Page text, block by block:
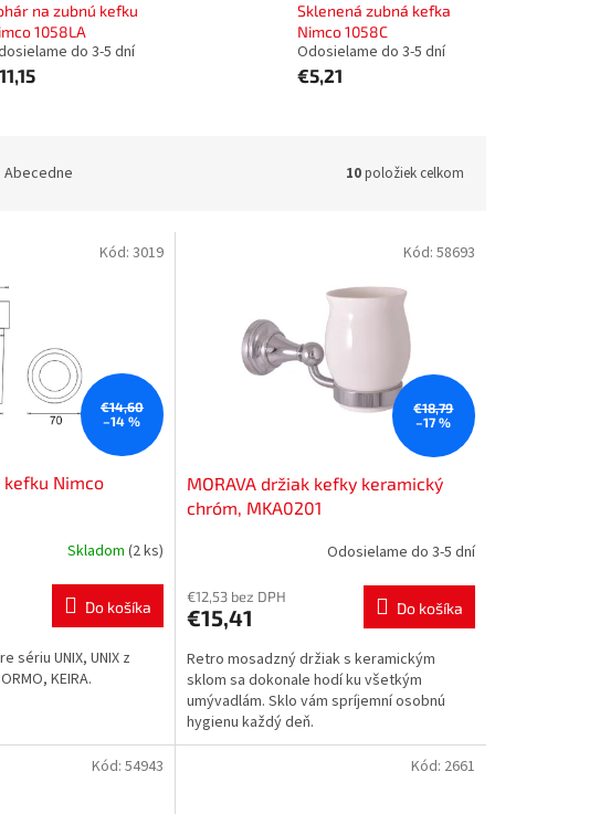
na zubnú kefku
1058LA
do 3-5 dní
Sklenená zubná kefka
Nimco 1058C
Odosielame do 3-5 dní
€5,21
Abecedne 10položiek celkom
€14,60
–14 %
kefku Nimco
Skladom (2 ks)
Do košíka
sériu UNIX, UNIX z
KEIRA.
Kód: 3019
€18,79
–17 %
MORAVA držiak kefky keramický
chróm, MKA0201
Odosielame do 3-5 dní
€12,53 bez DPH
€15,41 Do košíka
Retro mosadzný držiak s keramickým
sklom sa dokonale hodí ku všetkým
umývadlám. Sklo vám spríjemní osobnú
hygienu každý deň.
Kód: 58693
Kód: 54943 Kód: 2661